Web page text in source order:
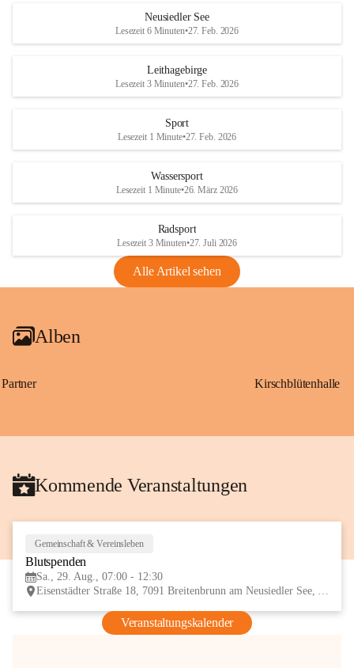
S
und den daraus folgenden wirtschaftlichen
Maßnahmen zur Bekämpfung
Rebe und der Amerikanischen
Anhang VBl. EU Nr. 18
1 Seite•1,4 MB
VBl. EU Nr. 18_2026
r
S
Neusiedler See
Lesezeit 6 Minuten•27. Feb. 2026
Leithagebirge
Lesezeit 3 Minuten•27. Feb. 2026
Sport
Lesezeit 1 Minute•27. Feb. 2026
Wassersport
Lesezeit 1 Minute•26. März 2026
Radsport
Lesezeit 3 Minuten•27. Juli 2026
Alle Artikel sehen
Alben
Partner Kirschblütenhalle
Kommende Veranstaltungen
Gemeinschaft & Vereinsleben
Blutspenden
Sa., 29. Aug., 07:00 - 12:30
Eisenstädter Straße 18, 7091 Breitenbrunn am Neusiedler See, AUT
Veranstaltungskalender